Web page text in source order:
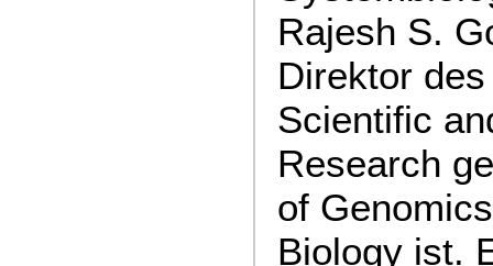
Rajesh S.
Direktor
Scientific
Research
of
Biology ist.